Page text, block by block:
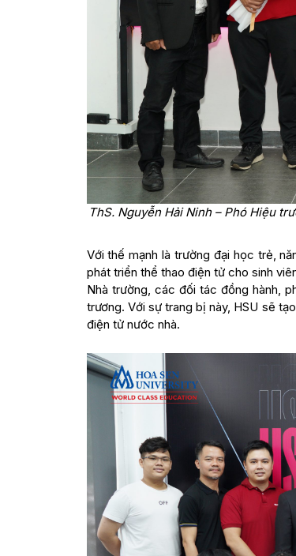
ThS. Nguyễn Hải Ninh – Phó Hiệu
Với thế mạnh là trường đại học trẻ,
phát triển thể thao điện tử cho sinh
Nhà trường, các đối tác đồng hành,
trương. Với sự trang bị này, HSU sẽ
điện tử nước nhà.